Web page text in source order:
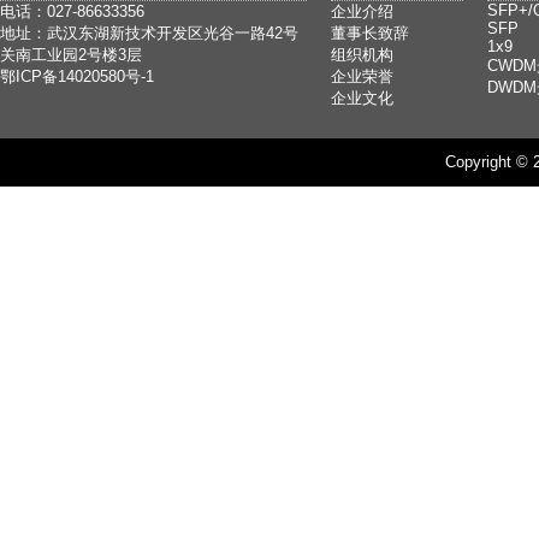
电话：027-86633356
地址：武汉东湖新技术开发区光谷一路42号
关南工业园2号楼3层
鄂ICP备14020580号-1
企业介绍
董事长致辞
组织机构
企业荣誉
企业文化
SFP+/
SFP
1x9
Copyright ©